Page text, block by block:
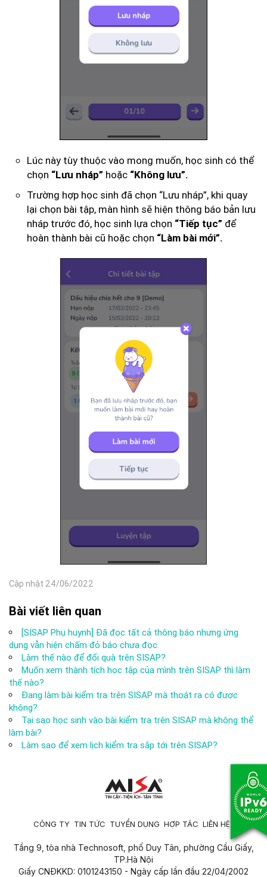
Lúc này tùy thuộc vào mong muốn, học sinh có thể
chọn “Lưu nháp” hoặc “Không lưu”.
Trường hợp học sinh đã chọn “Lưu nháp”, khi quay
lại chọn bài tập, màn hình sẽ hiện thông báo bản lưu
nháp trước đó, học sinh lựa chọn “Tiếp tục” để
hoàn thành bài cũ hoặc chọn “Làm bài mới”.
Cập nhật 24/06/2022
Bài viết liên quan
[SISAP Phụ huynh] Đã đọc tất cả thông báo nhưng ứng
dụng vẫn hiện chấm đỏ báo chưa đọc.
Làm thế nào để đổi quà trên SISAP?
Muốn xem thành tích học tập của mình trên SISAP thì làm
thế nào?
Đang làm bài kiểm tra trên SISAP mà thoát ra có được
không?
Tại sao học sinh vào bài kiểm tra trên SISAP mà không thể
làm bài?
Làm sao để xem lịch kiểm tra sắp tới trên SISAP?
CÔNG TY TIN TỨC TUYỂN DỤNG HỢP TÁC LIÊN HỆ
Tầng 9, tòa nhà Technosoft, phố Duy Tân, phường Cầu Giấy,
TP.Hà Nội
Giấy CNĐKKD: 0101243150 - Ngày cấp lần đầu 22/04/2002